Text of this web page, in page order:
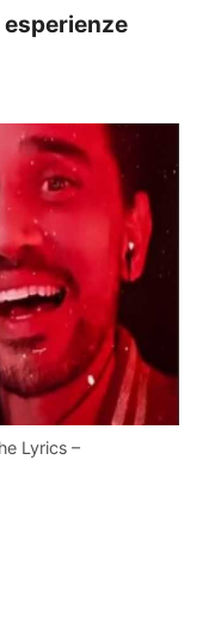
Lyrics –